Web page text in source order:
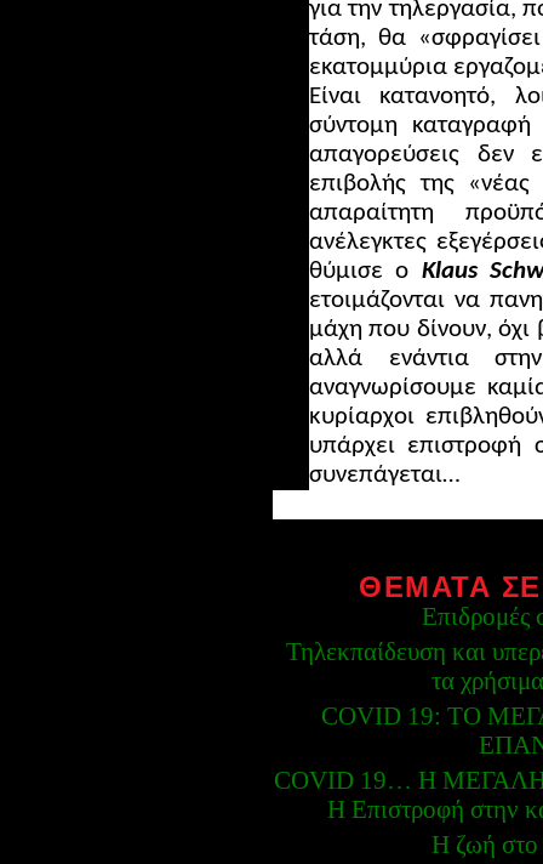
για την τηλεργασία,
τάση, θα
εκατομμύρια
Είναι κατανοητό,
σύντομη καταγραφή
απαγορεύσεις δεν
επιβολής της
απαραίτητη
ανέλεγκτες
θύμισε ο Klaus
ετοιμάζονται να
μάχη που δίνουν, όχι
αλλά ενάντια
αναγνωρίσουμε
κυρίαρχοι
υπάρχει επιστροφή
συνεπάγεται…
ΘΕΜΑΤΑ
Επιδρομές
Τηλεκπαίδευση και
τα
COVID 19: ΤΟ
COVID 19… Η
Η Επιστροφή στην
Η ζωή στο